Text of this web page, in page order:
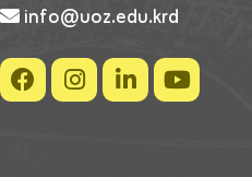
info@uoz.edu.krd